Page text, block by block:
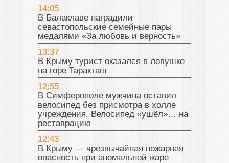
14:05
В Балаклаве наградили
севастопольские семейные пары
медалями «За любовь и верность»
13:37
В Крыму турист оказался в ловушке
на горе Таракташ
12:55
В Симферополе мужчина оставил
велосипед без присмотра в холле
учреждения. Велосипед «ушёл»… на
реставрацию
12:43
В Крыму — чрезвычайная пожарная
опасность при аномальной жаре